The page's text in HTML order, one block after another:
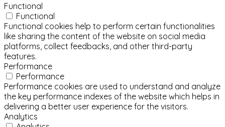
Functional
Functional
Functional cookies help to perform certain functionalities
like sharing the content of the website on social media
platforms, collect feedbacks, and other third-party
features.
Performance
Performance
Performance cookies are used to understand and analyze
the key performance indexes of the website which helps in
delivering a better user experience for the visitors.
Analytics